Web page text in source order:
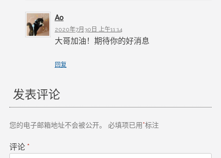
Ao
2020年7月30日 上午11:14
大哥加油！期待你的好消息
回复
发表评论
您的电子邮箱地址不会被公开。 必填项已用*标注
评论 *